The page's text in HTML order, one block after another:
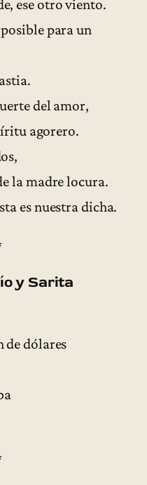
ese otro viento.
para un
del amor,
agorero.
locura.
es nuestra dicha.
y Sarita
de dólares